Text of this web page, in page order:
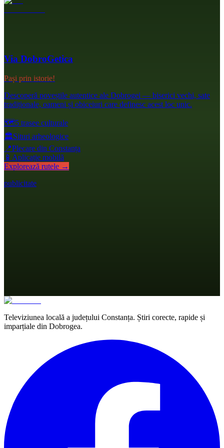
Via DobroGetica
Pași prin istorie!
Descoperă poveștile autentice ale Dobrogei — biserici vechi, sate
tradiționale, oameni și obiceiuri care definesc acest loc unic.
🗺️5 trasee culturale
🏛️Situri arheologice
📍Plecare din Constanța
📱 Aplicație mobilă
Explorează rutele →
publicitate
Televiziunea locală a județului Constanța. Știri corecte, rapide și
imparțiale din Dobrogea.